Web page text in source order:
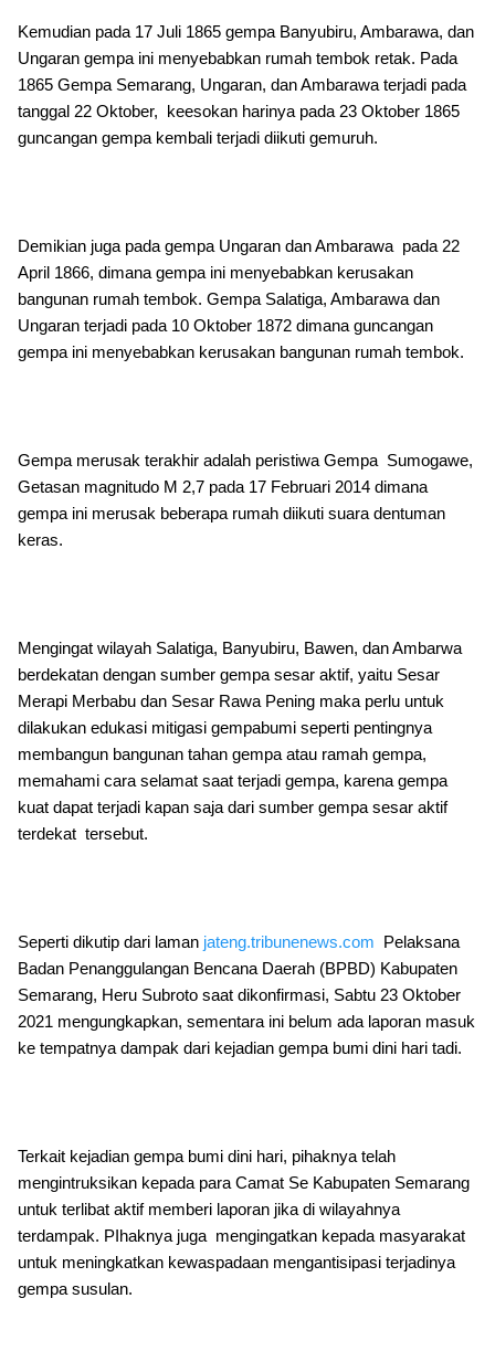
Kemudian pada 17 Juli 1865 gempa Banyubiru, Ambarawa, dan
Ungaran gempa ini menyebabkan rumah tembok retak. Pada
1865 Gempa Semarang, Ungaran, dan Ambarawa terjadi pada
tanggal 22 Oktober, keesokan harinya pada 23 Oktober 1865
guncangan gempa kembali terjadi diikuti gemuruh.
Demikian juga pada gempa Ungaran dan Ambarawa pada 22
April 1866, dimana gempa ini menyebabkan kerusakan
bangunan rumah tembok. Gempa Salatiga, Ambarawa dan
Ungaran terjadi pada 10 Oktober 1872 dimana guncangan
gempa ini menyebabkan kerusakan bangunan rumah tembok.
Gempa merusak terakhir adalah peristiwa Gempa Sumogawe,
Getasan magnitudo M 2,7 pada 17 Februari 2014 dimana
gempa ini merusak beberapa rumah diikuti suara dentuman
keras.
Mengingat wilayah Salatiga, Banyubiru, Bawen, dan Ambarwa
berdekatan dengan sumber gempa sesar aktif, yaitu Sesar
Merapi Merbabu dan Sesar Rawa Pening maka perlu untuk
dilakukan edukasi mitigasi gempabumi seperti pentingnya
membangun bangunan tahan gempa atau ramah gempa,
memahami cara selamat saat terjadi gempa, karena gempa
kuat dapat terjadi kapan saja dari sumber gempa sesar aktif
terdekat tersebut.
Seperti dikutip dari laman jateng.tribunenews.com Pelaksana
Badan Penanggulangan Bencana Daerah (BPBD) Kabupaten
Semarang, Heru Subroto saat dikonfirmasi, Sabtu 23 Oktober
2021 mengungkapkan, sementara ini belum ada laporan masuk
ke tempatnya dampak dari kejadian gempa bumi dini hari tadi.
Terkait kejadian gempa bumi dini hari, pihaknya telah
mengintruksikan kepada para Camat Se Kabupaten Semarang
untuk terlibat aktif memberi laporan jika di wilayahnya
terdampak. PIhaknya juga mengingatkan kepada masyarakat
untuk meningkatkan kewaspadaan mengantisipasi terjadinya
gempa susulan.